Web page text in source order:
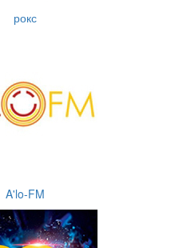
рокс
A'lo-FM